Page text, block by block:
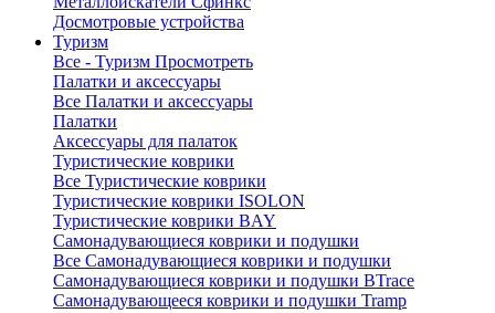
Досмотровые устройства
Туризм
Все - Туризм Просмотреть
Палатки и аксессуары
Все Палатки и аксессуары
Палатки
Аксессуары для палаток
Туристические коврики
Все Туристические коврики
Туристические коврики ISOLON
Туристические коврики BAY
Самонадувающиеся коврики и подушки
Все Самонадувающиеся коврики и подушки
Самонадувающиеся коврики и подушки BTrace
Самонадувающееся коврики и подушки Tramp